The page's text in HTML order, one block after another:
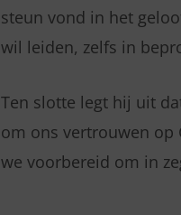
steun vond in het
wil leiden, zelfs in
Ten slotte legt hij uit
om ons vertrouwen op
we voorbereid om in